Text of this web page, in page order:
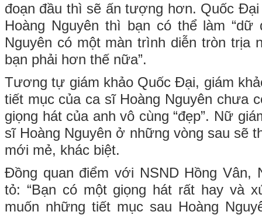
đoạn đầu thì sẽ ấn tượng hơn. Quốc
Hoàng Nguyên thì bạn có thể làm “dữ
Nguyên có một màn trình diễn tròn trịa
bạn phải hơn thế nữa”.
Tương tự giám khảo Quốc Đại, giám
tiết mục của ca sĩ Hoàng Nguyên chưa
giọng hát của anh vô cùng “đẹp”. Nữ
sĩ Hoàng Nguyên ở những vòng sau sẽ
mới mẻ, khác biệt.
Đồng quan điểm với NSND Hồng Vân,
tỏ: “Bạn có một giọng hát rất hay và
muốn những tiết mục sau Hoàng